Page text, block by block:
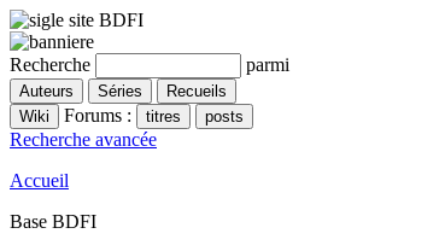
Recherche parmi
Forums :
Recherche avancée
Accueil
Base BDFI